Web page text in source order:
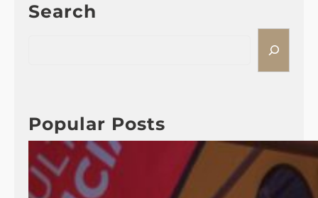
Search
h
Popular Posts